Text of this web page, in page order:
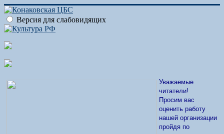
Версия для слабовидящих
Уважаемые
читатели!
Просим вас
оценить работу
нашей организации
пройдя по